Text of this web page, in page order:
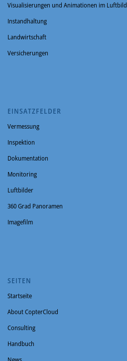
Visualisierungen und Animationen im Luftbild
Instandhaltung
Landwirtschaft
Versicherungen
EINSATZFELDER
Vermessung
Inspektion
Dokumentation
Monitoring
Luftbilder
360 Grad Panoramen
Imagefilm
SEITEN
Startseite
About CopterCloud
Consulting
Handbuch